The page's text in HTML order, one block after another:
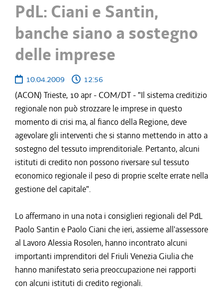
PdL: Ciani e Santin,
banche siano a sostegno
delle imprese
10.04.2009
12:56
(ACON) Trieste, 10 apr - COM/DT - "Il sistema creditizio
regionale non può strozzare le imprese in questo
momento di crisi ma, al fianco della Regione, deve
agevolare gli interventi che si stanno mettendo in atto a
sostegno del tessuto imprenditoriale. Pertanto, alcuni
istituti di credito non possono riversare sul tessuto
economico regionale il peso di proprie scelte errate nella
gestione del capitale".
Lo affermano in una nota i consiglieri regionali del PdL
Paolo Santin e Paolo Ciani che ieri, assieme all'assessore
al Lavoro Alessia Rosolen, hanno incontrato alcuni
importanti imprenditori del Friuli Venezia Giulia che
hanno manifestato seria preoccupazione nei rapporti
con alcuni istituti di credito regionali.